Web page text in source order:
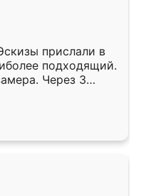
прислали в
подходящий.
Через 3
Остались
Ренессанс